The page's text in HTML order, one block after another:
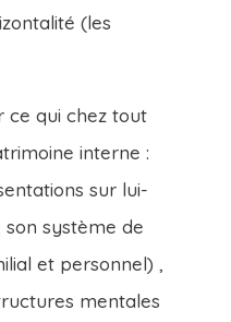
(les
ce qui chez tout
interne :
sur lui-
système de
et personnel) ,
mentales